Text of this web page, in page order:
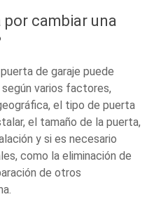
cambiar una
de garaje puede
varios factores,
el tipo de puerta
el tamaño de la puerta,
y si es necesario
como la eliminación de
de otros